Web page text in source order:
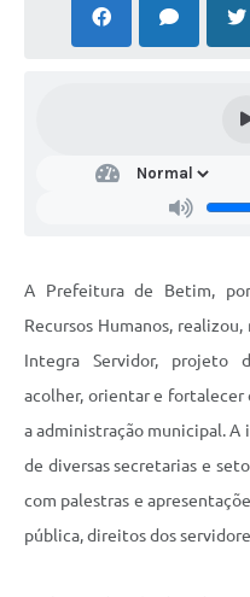
A Prefeitura de Betim,
Recursos Humanos,
Integra Servidor, projeto
acolher, orientar e fortalecer
a administração municipal.
de diversas secretarias e
com palestras e
pública, direitos dos